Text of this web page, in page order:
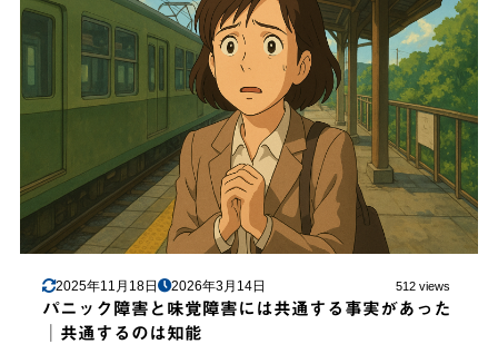
2025年11月18日 2026年3月14日 512 views
パニック障害と味覚障害には共通する事実があった
│共通するのは知能